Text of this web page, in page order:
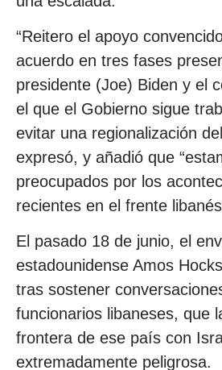
“Reitero el apoyo
acuerdo en tres fases
presidente (Joe) Biden y el
el que el Gobierno sigue
evitar una regionalización
expresó, y añadió que
preocupados por los
recientes en el frente
El pasado 18 de junio, el
estadounidense Amos
tras sostener
funcionarios libaneses, que
frontera de ese país con
extremadamente peligrosa.